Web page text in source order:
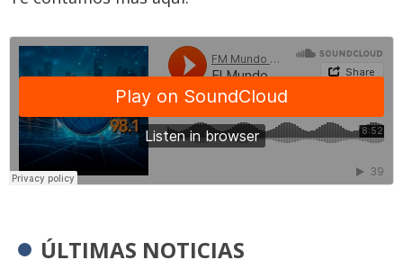
ÚLTIMAS NOTICIAS